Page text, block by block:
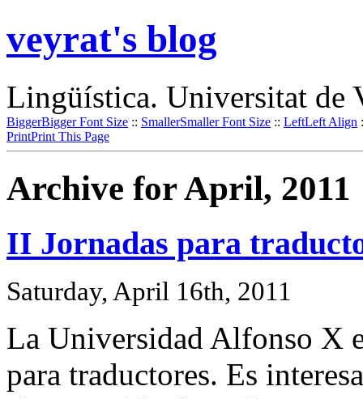
veyrat's blog
Lingüística. Universitat de
BiggerBigger Font Size :: SmallerSmaller Font Size :: LeftLeft Align
PrintPrint This Page
Archive for April, 2011
II Jornadas para
Saturday, April 16th, 2011
La Universidad Alfonso X
para traductores. Es